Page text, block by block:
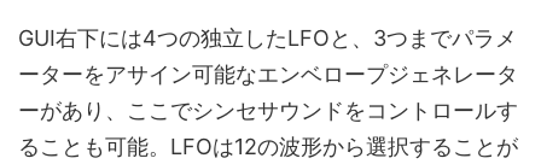
GUI右下には4つの独立したLFOと、3つまでパラメ
ーターをアサイン可能なエンベロープジェネレータ
ーがあり、ここでシンセサウンドをコントロールす
ることも可能。LFOは12の波形から選択することが